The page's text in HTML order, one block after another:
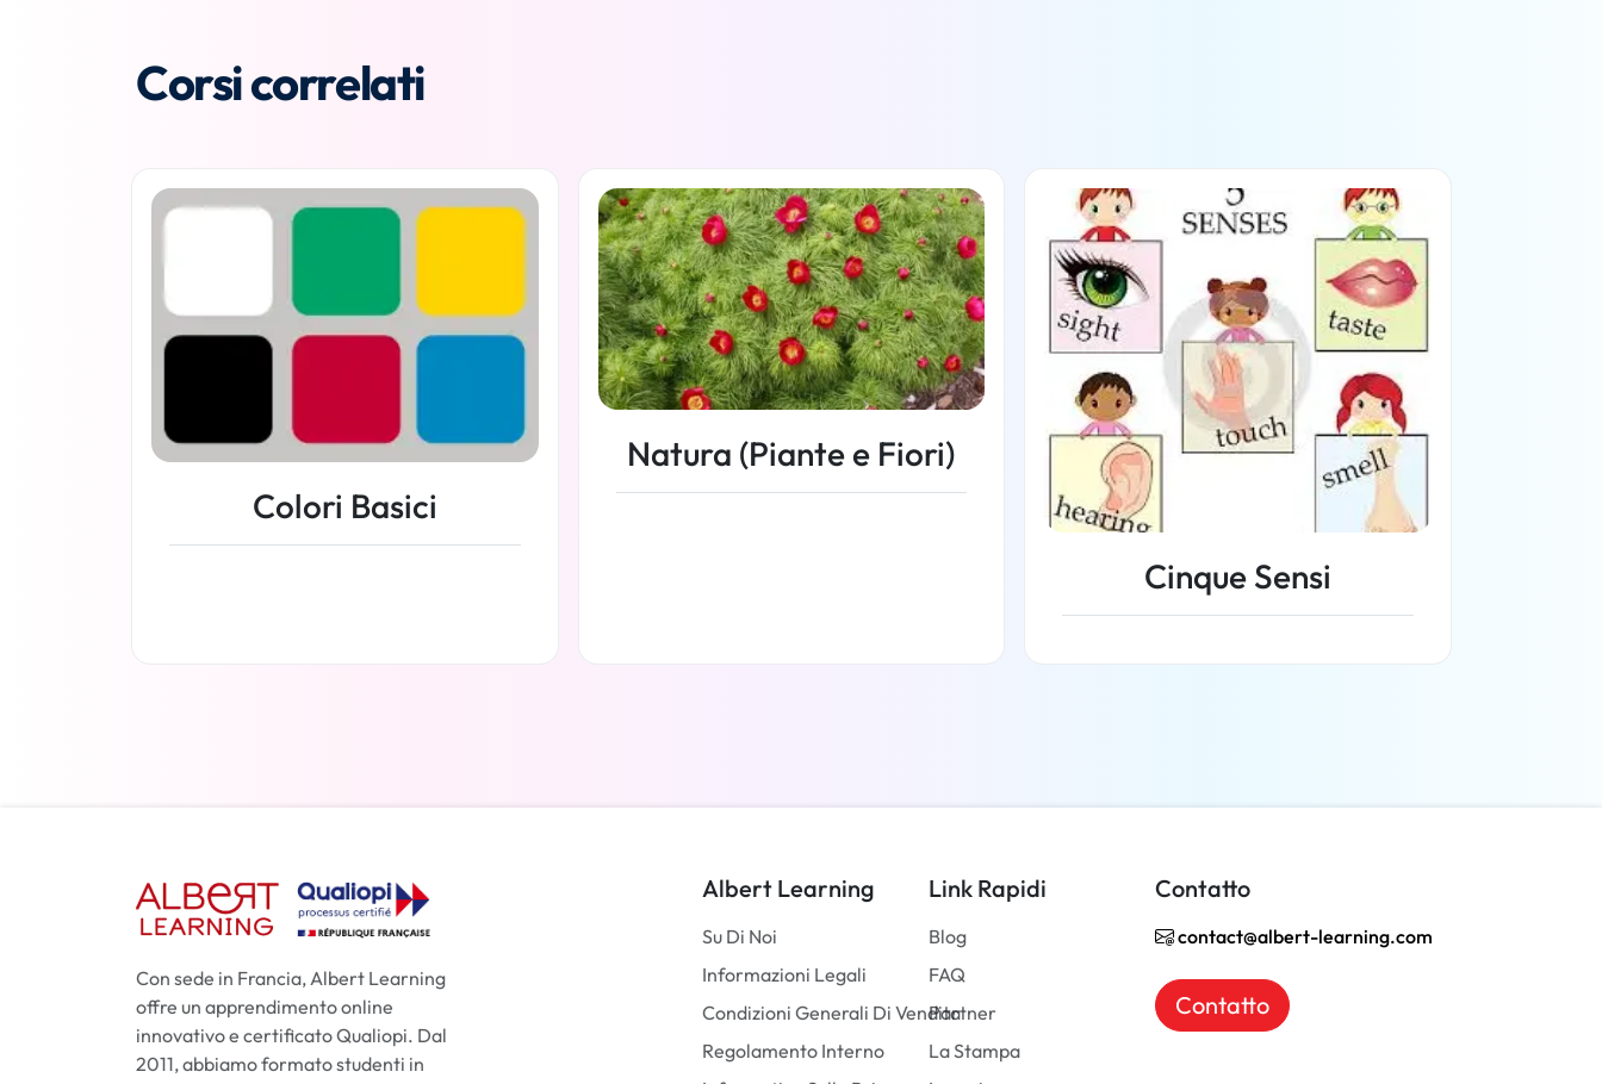
Corsi correlati
Colori Basici
Natura (Piante e Fiori)
Cinque Sensi
Con sede in Francia, Albert Learning
offre un apprendimento online
innovativo e certificato Qualiopi. Dal
2011, abbiamo formato studenti in
Albert Learning
Su Di Noi
Informazioni Legali
Condizioni Generali Di Vendita
Regolamento Interno
Link Rapidi
Blog
FAQ
Partner
La Stampa
Contatto
contact@albert-learning.com
Contatto